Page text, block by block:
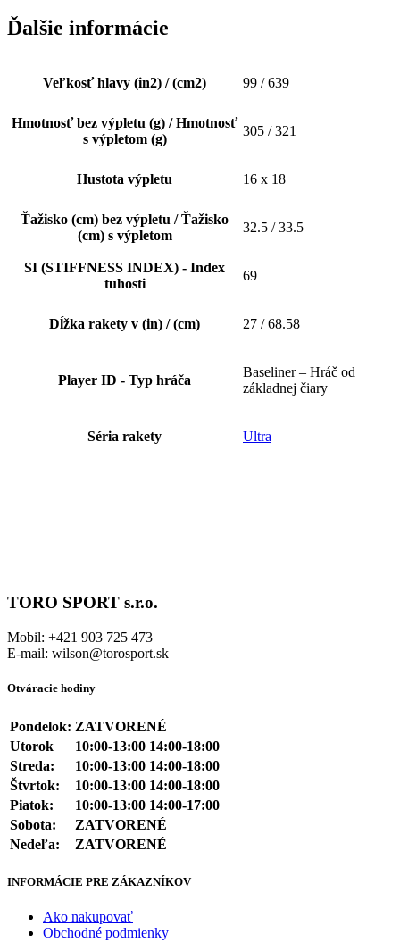
Ďalšie informácie
Veľkosť hlavy (in2) / (cm2) 99 / 639
Hmotnosť bez výpletu (g) / Hmotnosť
s výpletom (g)
305 / 321
Hustota výpletu 16 x 18
Ťažisko (cm) bez výpletu / Ťažisko
(cm) s výpletom
32.5 / 33.5
SI (STIFFNESS INDEX) - Index
tuhosti
69
Dĺžka rakety v (in) / (cm) 27 / 68.58
Player ID - Typ hráča
Baseliner – Hráč od
základnej čiary
Séria rakety Ultra
TORO SPORT s.r.o.
Mobil: +421 903 725 473
E-mail: wilson@torosport.sk
Otváracie hodiny
Pondelok: ZATVORENÉ
Utorok
10:00-13:00 14:00-18:00
Streda:
10:00-13:00 14:00-18:00
Štvrtok:
10:00-13:00 14:00-18:00
Piatok:
10:00-13:00 14:00-17:00
Sobota:
ZATVORENÉ
Nedeľa:
ZATVORENÉ
INFORMÁCIE PRE ZÁKAZNÍKOV
Ako nakupovať
Obchodné podmienky